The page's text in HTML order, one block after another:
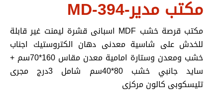
مكتب مدير-MD-394
مكتب قرصة خشب MDF اسبانى قشرة ليمنت غير قابلة
للخدش على شاسية معدنى دهان الكتروستيك اجناب
خشب ومعدن وستارة امامية معدن مقاس 160*70سم +
سايد جانبي خشب 80*40سم شامل 3درج مجرى
تليسكوبى كالون مركزى